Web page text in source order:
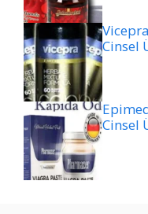
Cinsel
Cinsel